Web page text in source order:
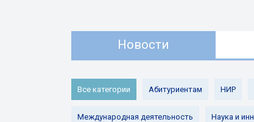
Новости
Все категории Абитуриентам НИР
Международная деятельность Наука и